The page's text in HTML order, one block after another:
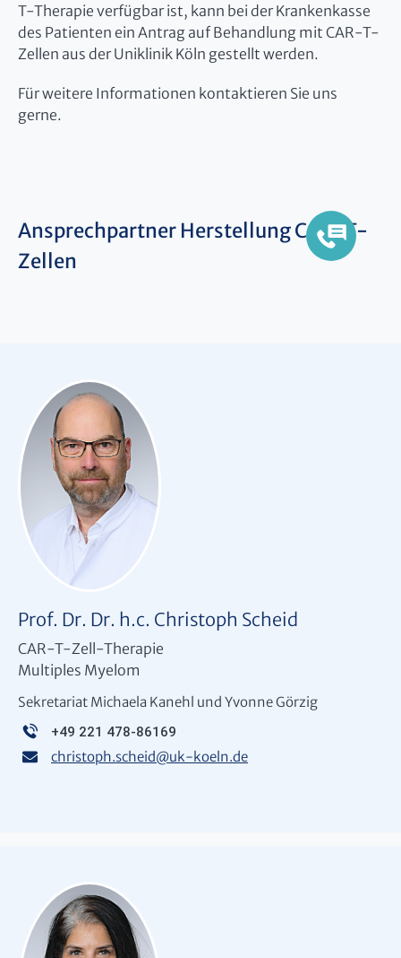
T-Therapie verfügbar ist, kann bei der Krankenkasse
des Patienten ein Antrag auf Behandlung mit CAR-T-
Zellen aus der Uniklinik Köln gestellt werden.
Für weitere Informationen kontaktieren Sie uns
gerne.
Ansprechpartner Herstellung CAR-T-
Zellen
Prof. Dr. Dr. h.c. Christoph Scheid
CAR-T-Zell-Therapie
Multiples Myelom
Sekretariat Michaela Kanehl und Yvonne Görzig
+49 221 478-86169
christoph.scheid@uk-koeln.de